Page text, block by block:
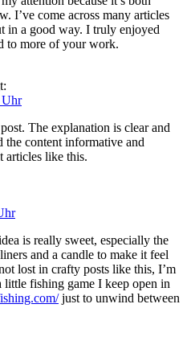
I’ve come across many articles
in a good way. I truly enjoyed
to more of your work.
Uhr
The explanation is clear and
the content informative and
articles like this.
is really sweet, especially the
and a candle to make it feel
lost in crafty posts like this, I’m
fishing game I keep open in
just to unwind between